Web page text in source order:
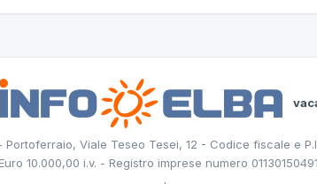
Portoferraio, Viale Teseo Tesei, 12 - Codice fiscale e
10.000,00 i.v. - Registro imprese numero